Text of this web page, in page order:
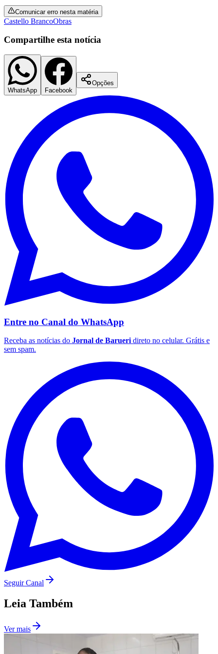
Corinthians
Palmeiras
São Paulo
Comunicar erro nesta matéria
Castello BrancoObras
Compartilhe esta notícia
WhatsApp Facebook
Opções
Entre no Canal do WhatsApp
Receba as notícias do Jornal de Barueri direto no celular. Grátis e
sem spam.
Seguir Canal
Leia Também
Ver mais